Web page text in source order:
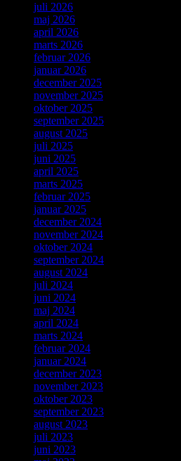
juli 2026
maj 2026
april 2026
marts 2026
februar 2026
januar 2026
december 2025
november 2025
oktober 2025
september 2025
august 2025
juli 2025
juni 2025
april 2025
marts 2025
februar 2025
januar 2025
december 2024
november 2024
oktober 2024
september 2024
august 2024
juli 2024
juni 2024
maj 2024
april 2024
marts 2024
februar 2024
januar 2024
december 2023
november 2023
oktober 2023
september 2023
august 2023
juli 2023
juni 2023